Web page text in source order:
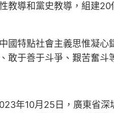
導和黨史教導，組建
特點社會主義思惟凝
敢于善于斗爭、艱苦奮斗
年10月25日，廣東省